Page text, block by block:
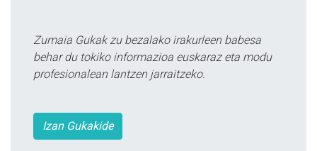
Zumaia Gukak zu bezalako irakurleen babesa
behar du tokiko informazioa euskaraz eta modu
profesionalean lantzen jarraitzeko.
Izan Gukakide